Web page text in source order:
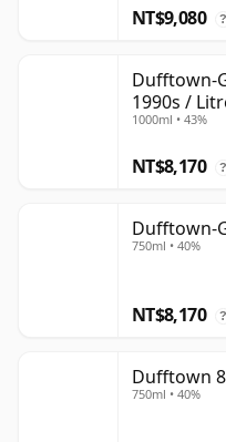
NT$9,080 ?
Dufftown-
1990s /
1000ml • 43%
NT$8,170 ?
Dufftown-
750ml • 40%
NT$8,170 ?
Dufftown
750ml • 40%